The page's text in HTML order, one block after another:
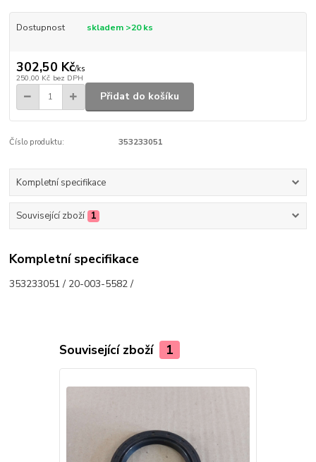
Dostupnost skladem >20 ks
302,50 Kč/ks
250,00 Kč bez DPH
Přidat do košíku
Číslo produktu: 353233051
Kompletní specifikace
Související zboží 1
Kompletní specifikace
353233051 / 20-003-5582 /
Související zboží 1